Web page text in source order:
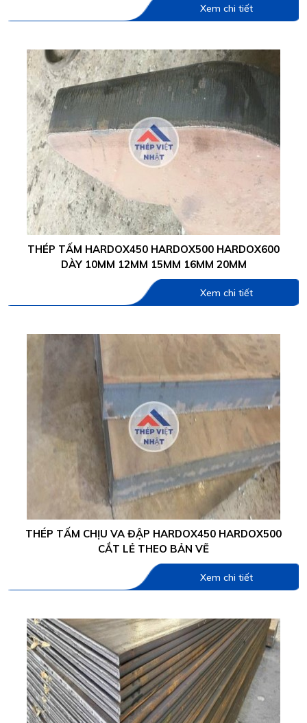
Xem chi tiết
THÉP TẤM HARDOX450 HARDOX500 HARDOX600
DÀY 10MM 12MM 15MM 16MM 20MM
Xem chi tiết
THÉP TẤM CHỊU VA ĐẬP HARDOX450 HARDOX500
CẮT LẺ THEO BẢN VẼ
Xem chi tiết